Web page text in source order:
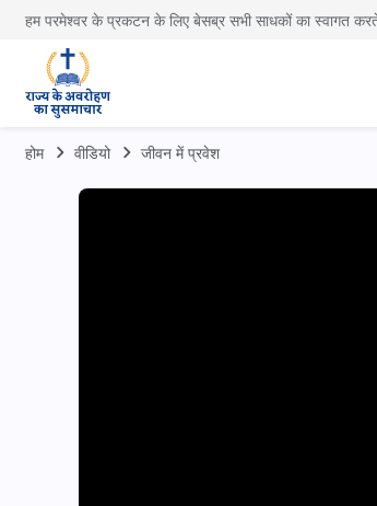
हम परमेश्वर के प्रकटन के लिए बेसब्र सभी साधकों का स्वागत
होम वीडियो जीवन में प्रवेश